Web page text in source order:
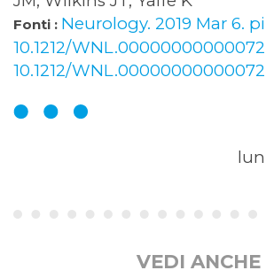
Fonti : Neurology. 2019 Mar 6.
10.1212/
10.1212/
lun
VEDI ANCHE